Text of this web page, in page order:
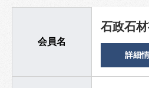
会員名
石政石
詳細